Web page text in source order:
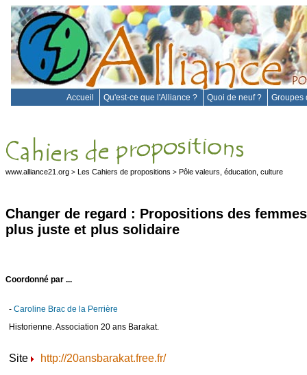
Accueil Qu'est-ce que l'Alliance ? Quoi de neuf ? Groupes
www.alliance21.org > Les Cahiers de propositions > Pôle valeurs, éducation, culture
Changer de regard : Propositions des
plus juste et plus solidaire
Coordonné par ...
- Caroline Brac de la Perrière
Historienne. Association 20 ans Barakat.
Site http://20ansbarakat.free.fr/